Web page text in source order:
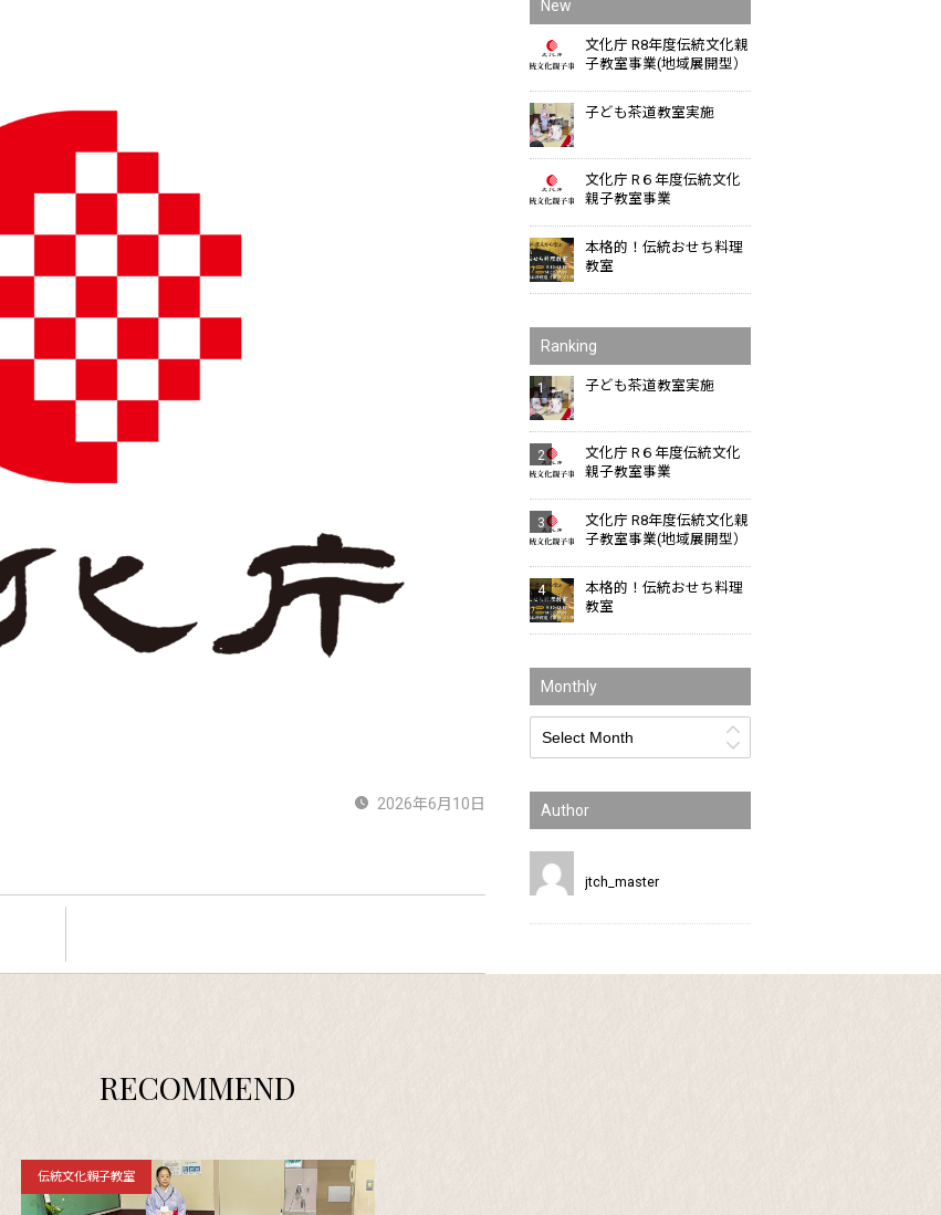
2026年6月10日
New
文化庁 R8年度伝統文化親
子教室事業(地域展開型）
子ども茶道教室実施
文化庁 R６年度伝統文化
親子教室事業
本格的！伝統おせち料理
教室
Ranking
子ども茶道教室実施
文化庁 R６年度伝統文化
親子教室事業
文化庁 R8年度伝統文化親
子教室事業(地域展開型）
本格的！伝統おせち料理
教室
Monthly
Author
jtch_master
RECOMMEND
伝統文化親子教室